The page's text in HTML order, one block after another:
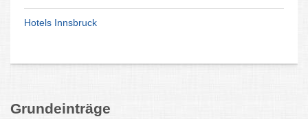
Hotels Innsbruck
Grundeinträge